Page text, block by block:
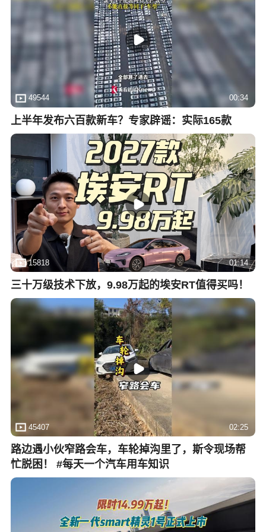
49544 00:34
上半年发布六百款新车？专家辟谣：实际165款
15818 01:14
三十万级技术下放，9.98万起的埃安RT值得买吗！
45407 02:25
路边遇小伙窄路会车，车轮掉沟里了，斯令现场帮
忙脱困！ #每天一个汽车用车知识